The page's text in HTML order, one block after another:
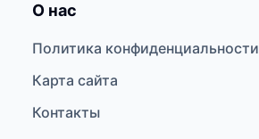
О нас
Политика конфиденциальности
Карта сайта
Контакты